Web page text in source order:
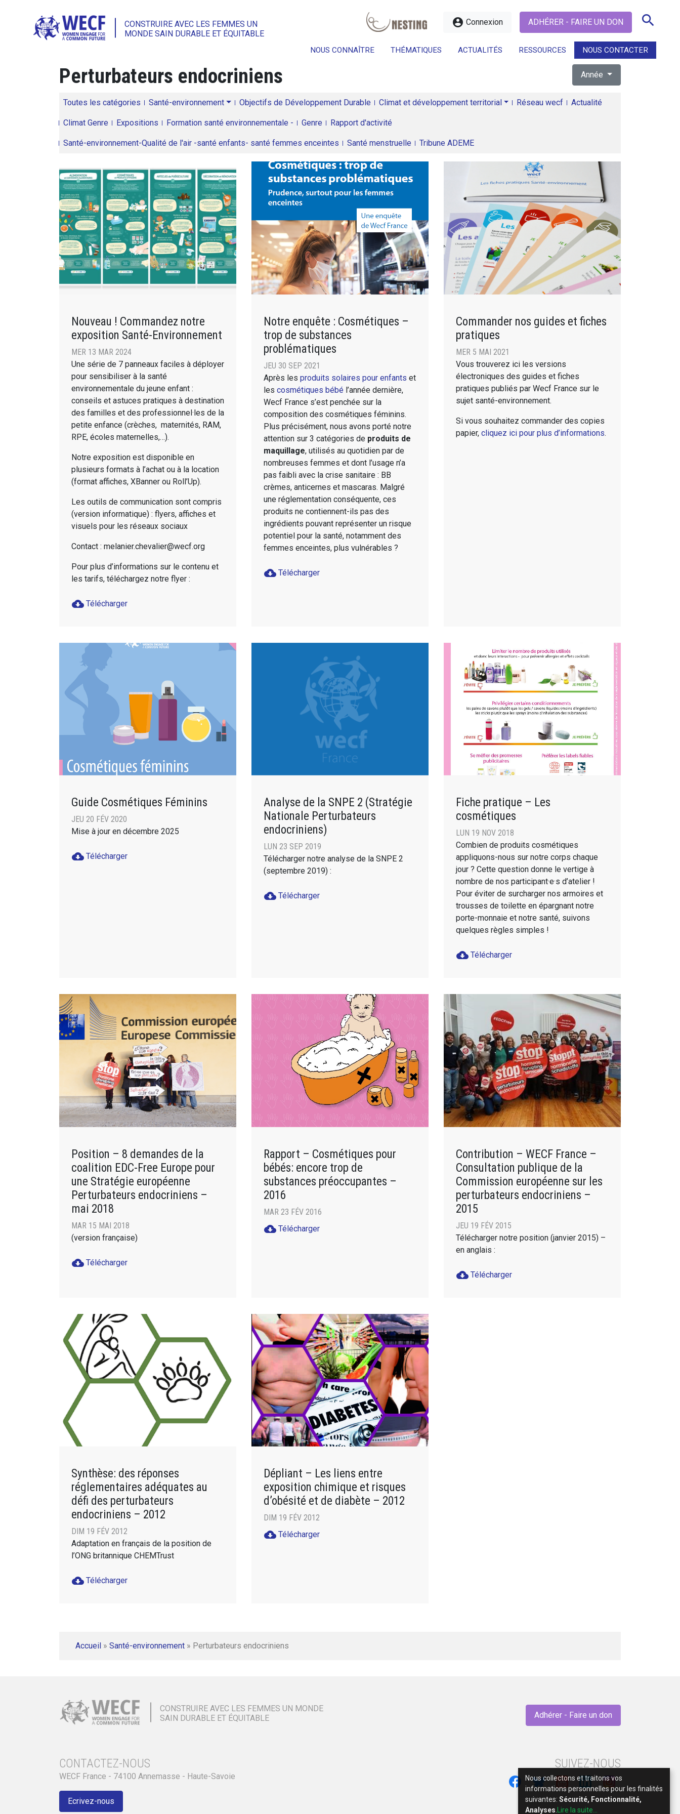
CONSTRUIRE AVEC LES FEMMES UN
MONDE SAIN DURABLE ET ÉQUITABLE
account_circle Connexion ADHÉRER - FAIRE UN DON search
NOUS CONNAÎTRE THÉMATIQUES ACTUALITÉS RESSOURCES NOUS CONTACTER
search
Perturbateurs endocriniens Année
Toutes les catégories Santé-environnement Objectifs de Développement Durable Climat et développement territorial Réseau wecf Actualité
Climat Genre Expositions Formation santé environnementale - Genre Rapport d'activité
Santé-environnement-Qualité de l'air -santé enfants- santé femmes enceintes Santé menstruelle Tribune ADEME
Nouveau ! Commandez notre
exposition Santé-Environnement
MER 13 MAR 2024
Une série de 7 panneaux faciles à déployer
pour sensibiliser à la santé
environnementale du jeune enfant :
conseils et astuces pratiques à destination
des familles et des professionnel·les de la
petite enfance (crèches, maternités, RAM,
RPE, écoles maternelles,…).
Notre exposition est disponible en
plusieurs formats à l’achat ou à la location
(format affiches, XBanner ou Roll’Up).
Les outils de communication sont compris
(version informatique) : flyers, affiches et
visuels pour les réseaux sociaux
Contact : melanier.chevalier@wecf.org
Pour plus d’informations sur le contenu et
les tarifs, téléchargez notre flyer :
cloud_download Télécharger
Notre enquête : Cosmétiques –
trop de substances
problématiques
JEU 30 SEP 2021
Après les produits solaires pour enfants et
les cosmétiques bébé l’année dernière,
Wecf France s’est penchée sur la
composition des cosmétiques féminins.
Plus précisément, nous avons porté notre
attention sur 3 catégories de produits de
maquillage, utilisés au quotidien par de
nombreuses femmes et dont l’usage n’a
pas faibli avec la crise sanitaire : BB
crèmes, anticernes et mascaras. Malgré
une réglementation conséquente, ces
produits ne contiennent-ils pas des
ingrédients pouvant représenter un risque
potentiel pour la santé, notamment des
femmes enceintes, plus vulnérables ?
cloud_download Télécharger
Commander nos guides et fiches
pratiques
MER 5 MAI 2021
Vous trouverez ici les versions
électroniques des guides et fiches
pratiques publiés par Wecf France sur le
sujet santé-environnement.
Si vous souhaitez commander des copies
papier, cliquez ici pour plus d’informations.
Guide Cosmétiques Féminins
JEU 20 FÉV 2020
Mise à jour en décembre 2025
cloud_download Télécharger
Analyse de la SNPE 2 (Stratégie
Nationale Perturbateurs
endocriniens)
LUN 23 SEP 2019
Télécharger notre analyse de la SNPE 2
(septembre 2019) :
cloud_download Télécharger
Fiche pratique – Les
cosmétiques
LUN 19 NOV 2018
Combien de produits cosmétiques
appliquons-nous sur notre corps chaque
jour ? Cette question donne le vertige à
nombre de nos participant·e·s d’atelier !
Pour éviter de surcharger nos armoires et
trousses de toilette en épargnant notre
porte-monnaie et notre santé, suivons
quelques règles simples !
cloud_download Télécharger
Position – 8 demandes de la
coalition EDC-Free Europe pour
une Stratégie européenne
Perturbateurs endocriniens –
mai 2018
MAR 15 MAI 2018
(version française)
cloud_download Télécharger
Rapport – Cosmétiques pour
bébés: encore trop de
substances préoccupantes –
2016
MAR 23 FÉV 2016
cloud_download Télécharger
Contribution – WECF France –
Consultation publique de la
Commission européenne sur les
perturbateurs endocriniens –
2015
JEU 19 FÉV 2015
Télécharger notre position (janvier 2015) –
en anglais :
cloud_download Télécharger
Synthèse: des réponses
réglementaires adéquates au
défi des perturbateurs
endocriniens – 2012
DIM 19 FÉV 2012
Adaptation en français de la position de
l’ONG britannique CHEMTrust
cloud_download Télécharger
Dépliant – Les liens entre
exposition chimique et risques
d’obésité et de diabète – 2012
DIM 19 FÉV 2012
cloud_download Télécharger
Accueil » Santé-environnement » Perturbateurs endocriniens
CONSTRUIRE AVEC LES FEMMES UN MONDE
SAIN DURABLE ET ÉQUITABLE
Adhérer - Faire un don
CONTACTEZ-NOUS
WECF France - 74100 Annemasse - Haute-Savoie
Ecrivez-nous
SUIVEZ-NOUS
Nous collectons et traitons vos
informations personnelles pour les finalités
suivantes: Sécurité, Fonctionnalité,
Analyses
Lire la suite...